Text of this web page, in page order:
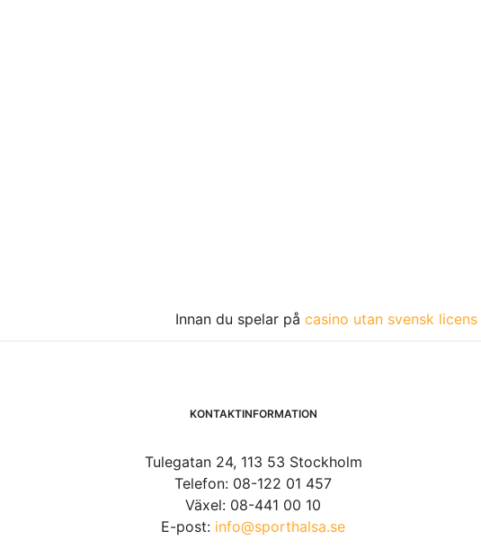
Innan du spelar på casino utan svensk licens
KONTAKTINFORMATION
Tulegatan 24, 113 53 Stockholm
Telefon: 08-122 01 457
Växel: 08-441 00 10
E-post: info@sporthalsa.se